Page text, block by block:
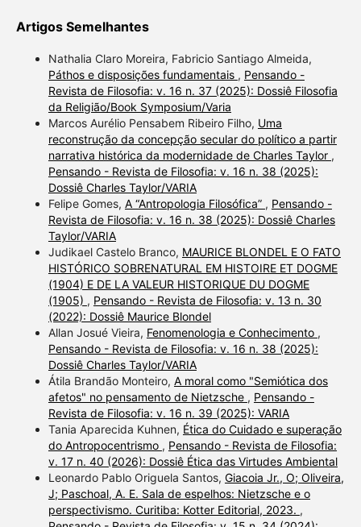
Artigos Semelhantes
Nathalia Claro Moreira, Fabricio Santiago Almeida,
Páthos e disposições fundamentais , Pensando -
Revista de Filosofia: v. 16 n. 37 (2025): Dossiê Filosofia
da Religião/Book Symposium/Varia
Marcos Aurélio Pensabem Ribeiro Filho, Uma
reconstrução da concepção secular do político a partir
narrativa histórica da modernidade de Charles Taylor ,
Pensando - Revista de Filosofia: v. 16 n. 38 (2025):
Dossiê Charles Taylor/VARIA
Felipe Gomes, A “Antropologia Filosófica” , Pensando -
Revista de Filosofia: v. 16 n. 38 (2025): Dossiê Charles
Taylor/VARIA
Judikael Castelo Branco, MAURICE BLONDEL E O FATO
HISTÓRICO SOBRENATURAL EM HISTOIRE ET DOGME
(1904) E DE LA VALEUR HISTORIQUE DU DOGME
(1905) , Pensando - Revista de Filosofia: v. 13 n. 30
(2022): Dossiê Maurice Blondel
Allan Josué Vieira, Fenomenologia e Conhecimento ,
Pensando - Revista de Filosofia: v. 16 n. 38 (2025):
Dossiê Charles Taylor/VARIA
Átila Brandão Monteiro, A moral como "Semiótica dos
afetos" no pensamento de Nietzsche , Pensando -
Revista de Filosofia: v. 16 n. 39 (2025): VARIA
Tania Aparecida Kuhnen, Ética do Cuidado e superação
do Antropocentrismo , Pensando - Revista de Filosofia:
v. 17 n. 40 (2026): Dossiê Ética das Virtudes Ambiental
Leonardo Pablo Origuela Santos, Giacoia Jr., O; Oliveira,
J; Paschoal, A. E. Sala de espelhos: Nietzsche e o
perspectivismo. Curitiba: Kotter Editorial, 2023. ,